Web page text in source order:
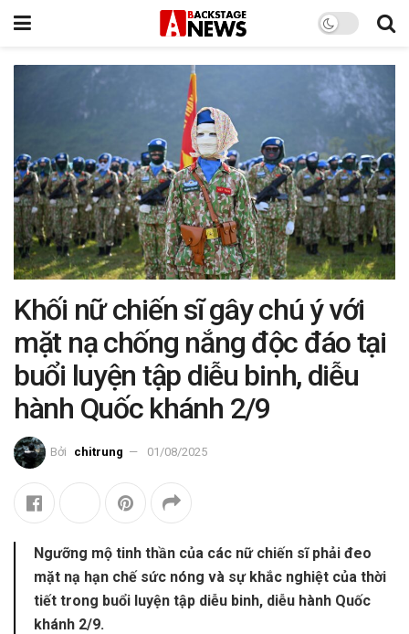
Khối nữ chiến sĩ gây chú ý với
mặt nạ chống nắng độc đáo tại
buổi luyện tập diễu binh, diễu
hành Quốc khánh 2/9
Bởi chitrung 01/08/2025
Ngưỡng mộ tinh thần của các nữ chiến sĩ phải đeo
mặt nạ hạn chế sức nóng và sự khắc nghiệt của thời
tiết trong buổi luyện tập diễu binh, diễu hành Quốc
khánh 2/9.